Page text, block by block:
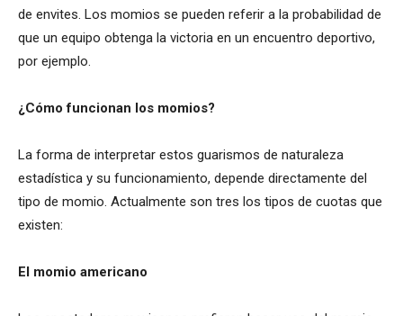
de envites. Los momios se pueden referir a la probabilidad de
que un equipo obtenga la victoria en un encuentro deportivo,
por ejemplo.
¿Cómo funcionan los momios?
La forma de interpretar estos guarismos de naturaleza
estadística y su funcionamiento, depende directamente del
tipo de momio. Actualmente son tres los tipos de cuotas que
existen:
El momio americano